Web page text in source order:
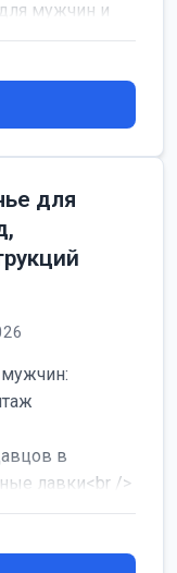
мужчин и
для
в
лавки<br />